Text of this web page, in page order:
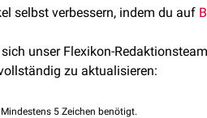
ist erst ab dem zwölften
muss eine
angestrebt werden.
beiden Fällen Hilfsmittel zur
selbst verbessern, indem du auf
unser Flexikon-
zu aktualisieren:
5 Zeichen benötigt.